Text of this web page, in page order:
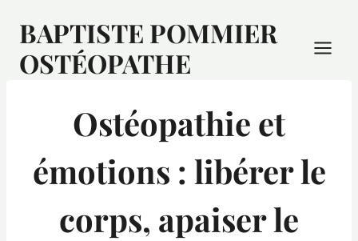
BAPTISTE POMMIER
OSTÉOPATHE
Ostéopathie et
émotions : libérer le
corps, apaiser le